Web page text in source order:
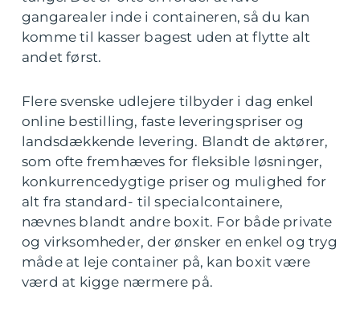
gangarealer inde i containeren, så du kan
komme til kasser bagest uden at flytte alt
andet først.
Flere svenske udlejere tilbyder i dag enkel
online bestilling, faste leveringspriser og
landsdækkende levering. Blandt de aktører,
som ofte fremhæves for fleksible løsninger,
konkurrencedygtige priser og mulighed for
alt fra standard- til specialcontainere,
nævnes blandt andre boxit. For både private
og virksomheder, der ønsker en enkel og tryg
måde at leje container på, kan boxit være
værd at kigge nærmere på.